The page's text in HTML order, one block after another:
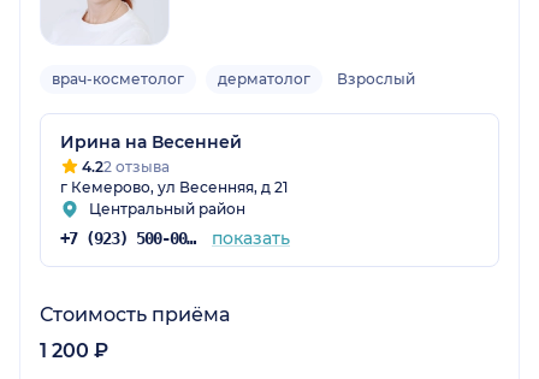
врач-косметолог дерматолог Взрослый
Ирина на Весенней
4.22 отзыва
г Кемерово, ул Весенняя, д 21
Центральный район
+7 (923) 500-00-01 показать
Стоимость приёма
1 200 ₽